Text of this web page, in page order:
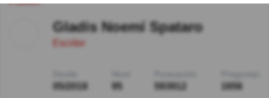
Gladis Noemí Spataro
Escritor
05/2018 95 593912 1656